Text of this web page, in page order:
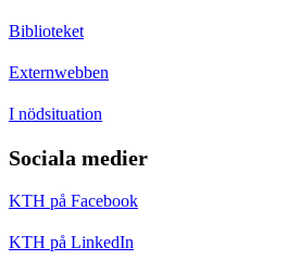
Biblioteket
Externwebben
I nödsituation
Sociala medier
KTH på Facebook
KTH på LinkedIn